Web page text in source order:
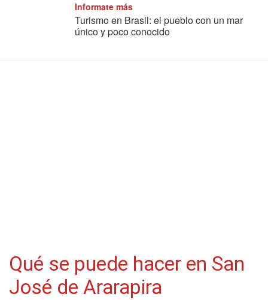
Informate más
Turismo en Brasil: el pueblo con un mar
único y poco conocido
Qué se puede hacer en San
José de Ararapira